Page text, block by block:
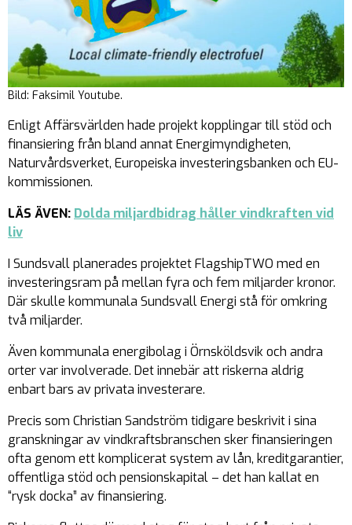
Bild: Faksimil Youtube.
Enligt Affärsvärlden hade projekt kopplingar till stöd och
finansiering från bland annat Energimyndigheten,
Naturvårdsverket, Europeiska investeringsbanken och EU-
kommissionen.
LÄS ÄVEN: Dolda miljardbidrag håller vindkraften vid
liv
I Sundsvall planerades projektet FlagshipTWO med en
investeringsram på mellan fyra och fem miljarder kronor.
Där skulle kommunala Sundsvall Energi stå för omkring
två miljarder.
Även kommunala energibolag i Örnsköldsvik och andra
orter var involverade. Det innebär att riskerna aldrig
enbart bars av privata investerare.
Precis som Christian Sandström tidigare beskrivit i sina
granskningar av vindkraftsbranschen sker finansieringen
ofta genom ett komplicerat system av lån, kreditgarantier,
offentliga stöd och pensionskapital – det han kallat en
“rysk docka” av finansiering.